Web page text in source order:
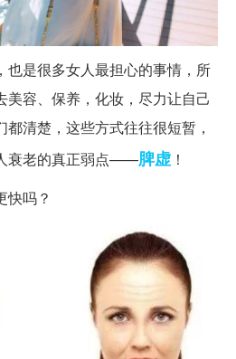
也是很多女人最担心的事情，所
美容、保养，化妆，尽力让自己
清楚，这些方式往往很短暂，
衰老的真正弱点——脾虚 ！
快吗？